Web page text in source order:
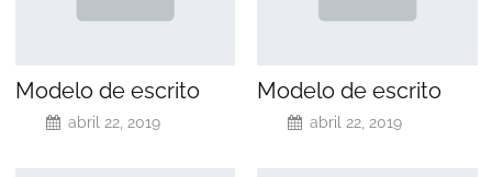
Modelo de escrito
abril 22, 2019
Modelo de escrito
abril 22, 2019